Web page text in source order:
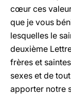
cœur ces
que je vous
lesquelles le
deuxième
frères et
sexes et de
apporter notre